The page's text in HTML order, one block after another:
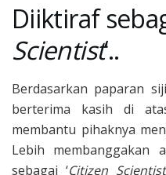
Diiktiraf
Scientist‘..
Berdasarkan paparan
berterima kasih di
membantu pihaknya
Lebih membanggakan
sebagai ‘Citizen Scientist